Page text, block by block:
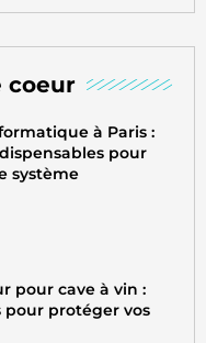
coeur
à Paris :
pour
système
pour cave à vin :
pour protéger vos